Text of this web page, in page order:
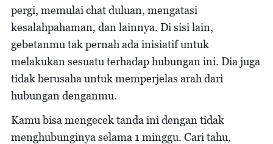
pergi, memulai chat duluan, mengatasi
kesalahpahaman, dan lainnya. Di sisi lain,
gebetanmu tak pernah ada inisiatif untuk
melakukan sesuatu terhadap hubungan ini. Dia juga
tidak berusaha untuk memperjelas arah dari
hubungan denganmu.
Kamu bisa mengecek tanda ini dengan tidak
menghubunginya selama 1 minggu. Cari tahu,